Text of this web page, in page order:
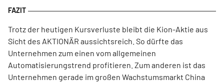
Trotz der heutigen Kursverluste bleibt die Kion-Aktie aus
Sicht des AKTIONÄR aussichtsreich. So dürfte das
Unternehmen zum einen vom allgemeinen
Automatisierungstrend profitieren. Zum anderen ist das
Unternehmen gerade im großen Wachstumsmarkt China